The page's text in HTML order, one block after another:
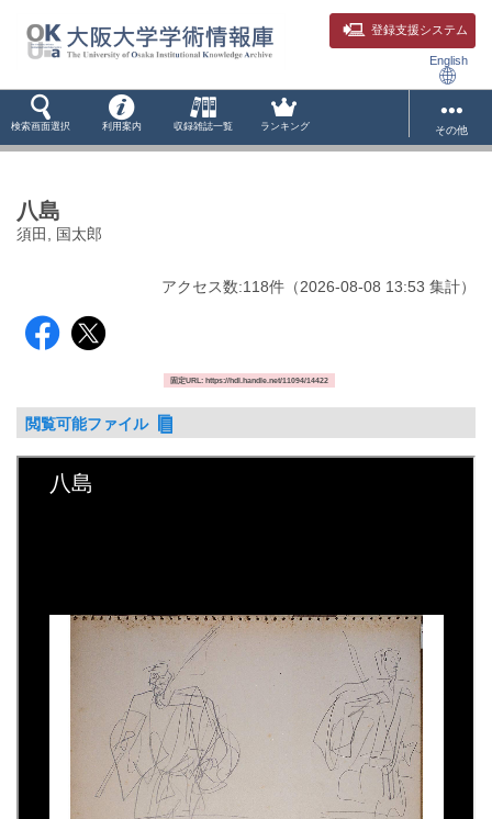
登録支援システム
English
検索画面選択 利用案内 収録雑誌一覧 ランキング その他
八島
須田, 国太郎
アクセス数:118件 （2026-08-08 13:53 集計）
固定URL: https://hdl.handle.net/11094/14422
閲覧可能ファイル